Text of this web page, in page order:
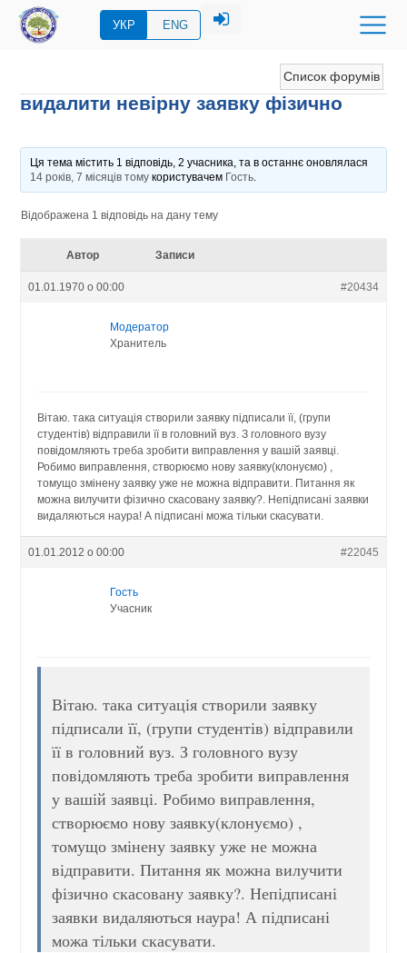
УКР ENG
Список форумів
видалити невірну заявку фізично
Ця тема містить 1 відповідь, 2 учасника, та в останнє оновлялася
14 років, 7 місяців томукористувачем Гость.
Відображена 1 відповідь на дану тему
Автор Записи
01.01.1970 о 00:00 #20434
Модератор
Хранитель
Вітаю. така ситуація створили заявку підписали її, (групи
студентів) відправили її в головний вуз. З головного вузу
повідомляють треба зробити виправлення у вашій заявці.
Робимо виправлення, створюємо нову заявку(клонуємо) ,
томущо змінену заявку уже не можна відправити. Питання як
можна вилучити фізично скасовану заявку?. Непідписані заявки
видаляються наура! А підписані можа тільки скасувати.
01.01.2012 о 00:00 #22045
Гость
Учасник
Вітаю. така ситуація створили заявку
підписали її, (групи студентів) відправили
її в головний вуз. З головного вузу
повідомляють треба зробити виправлення
у вашій заявці. Робимо виправлення,
створюємо нову заявку(клонуємо) ,
томущо змінену заявку уже не можна
відправити. Питання як можна вилучити
фізично скасовану заявку?. Непідписані
заявки видаляються наура! А підписані
можа тільки скасувати.